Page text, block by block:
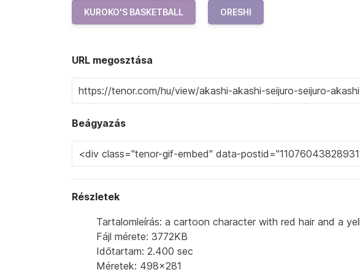
KUROKO'S BASKETBALL ORESHI
URL megosztása
Beágyazás
Részletek
Tartalomleírás: a cartoon character with red hair and a
Fájl mérete: 3772KB
Időtartam: 2.400 sec
Méretek: 498x281